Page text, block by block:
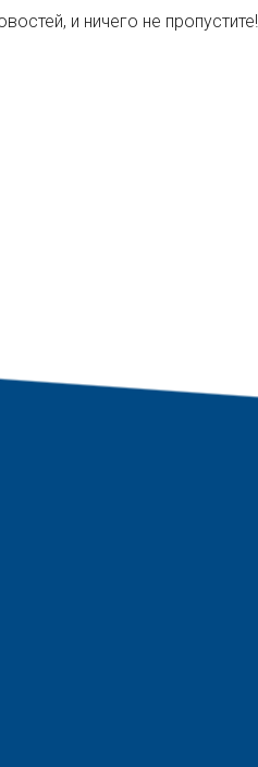
и ничего не пропустите!